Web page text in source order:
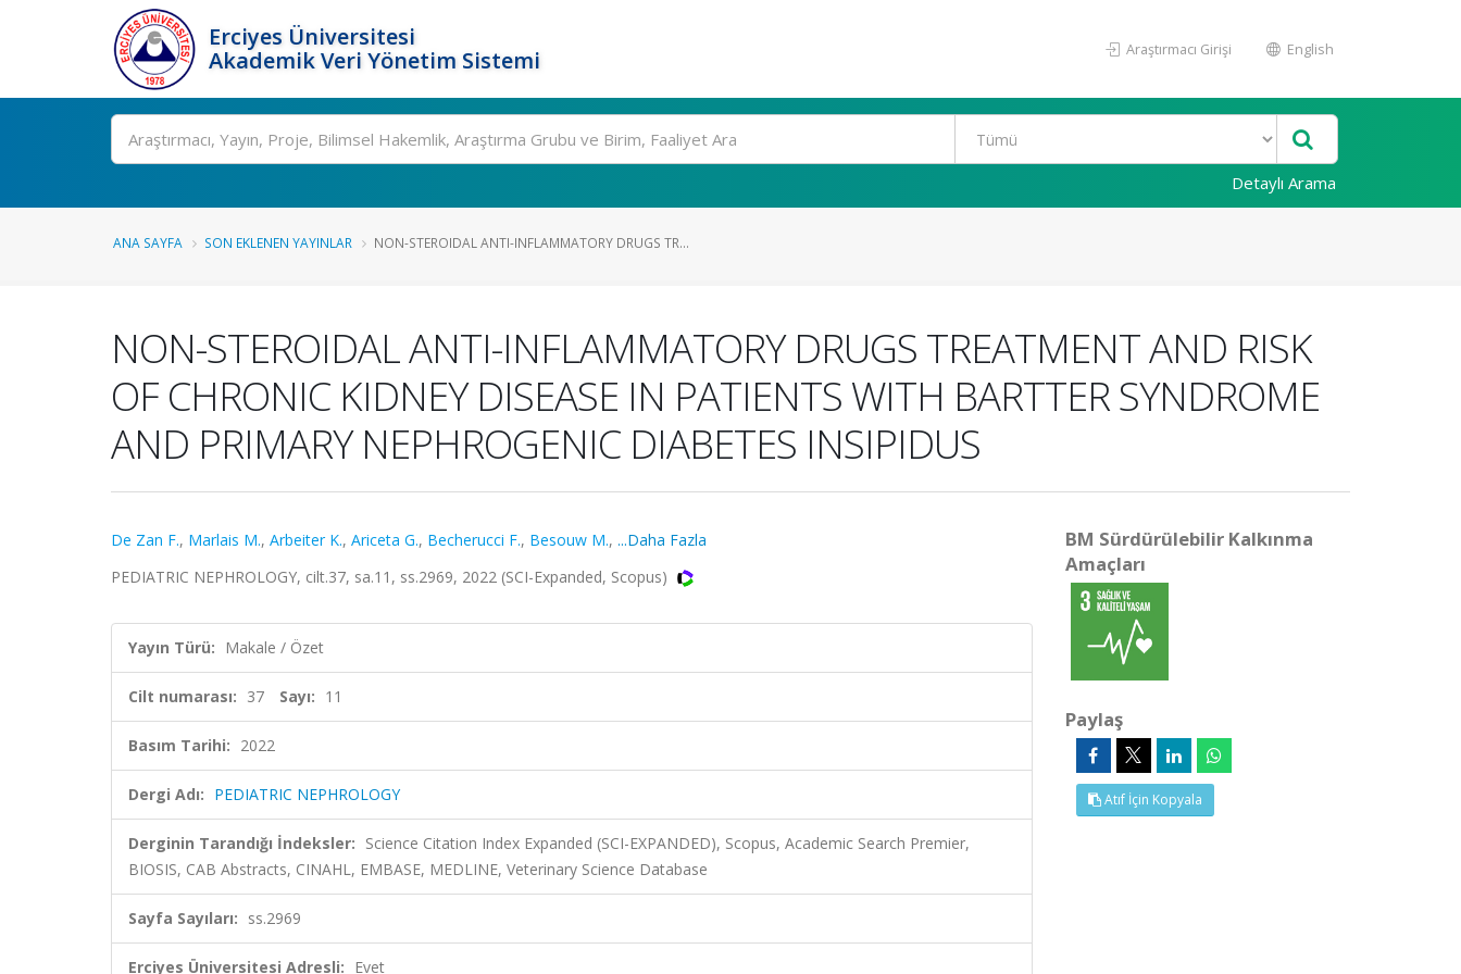
Erciyes Üniversitesi
Akademik Veri Yönetim Sistemi
Araştırmacı Girişi English
Ara
Detaylı Arama
ANA SAYFA SON EKLENEN YAYINLAR NON-STEROIDAL ANTI-INFLAMMATORY DRUGS TR...
NON-STEROIDAL ANTI-INFLAMMATORY DRUGS TREATMENT AND RISK
OF CHRONIC KIDNEY DISEASE IN PATIENTS WITH BARTTER SYNDROME
AND PRIMARY NEPHROGENIC DIABETES INSIPIDUS
De Zan F., Marlais M., Arbeiter K., Ariceta G., Becherucci F., Besouw M., ...Daha Fazla
PEDIATRIC NEPHROLOGY, cilt.37, sa.11, ss.2969, 2022 (SCI-Expanded, Scopus)
Yayın Türü: Makale / Özet
Cilt numarası: 37 Sayı: 11
Basım Tarihi: 2022
Dergi Adı: PEDIATRIC NEPHROLOGY
Derginin Tarandığı İndeksler: Science Citation Index Expanded (SCI-EXPANDED), Scopus, Academic Search Premier,
BIOSIS, CAB Abstracts, CINAHL, EMBASE, MEDLINE, Veterinary Science Database
Sayfa Sayıları: ss.2969
Erciyes Üniversitesi Adresli: Evet
BM Sürdürülebilir Kalkınma
Amaçları
Paylaş
Atıf İçin Kopyala